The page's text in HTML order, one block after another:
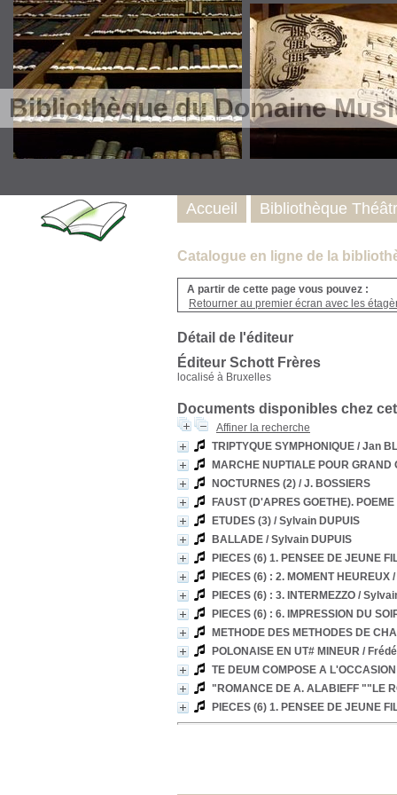
Bibliothèque du Domaine
Catalogue en ligne de la
A partir de cette page vous pouvez :
Retourner au premier écran avec les
Détail de l'éditeur
Éditeur Schott Frères
localisé à Bruxelles
Documents disponibles chez
Affiner la recherche
TRIPTYQUE SYMPHONIQUE / Jan
MARCHE NUPTIALE POUR GRAND
NOCTURNES (2) / J. BOSSIERS
FAUST (D'APRES GOETHE).
ETUDES (3) / Sylvain DUPUIS
BALLADE / Sylvain DUPUIS
PIECES (6) 1. PENSEE DE JEUNE
PIECES (6) : 2. MOMENT HEUREUX
PIECES (6) : 3. INTERMEZZO /
PIECES (6) : 6. IMPRESSION DU
METHODE DES METHODES DE
POLONAISE EN UT# MINEUR /
TE DEUM COMPOSE A
"ROMANCE DE A. ALABIEFF ""LE
PIECES (6) 1. PENSEE DE JEUNE
Accueil Bibliothèque